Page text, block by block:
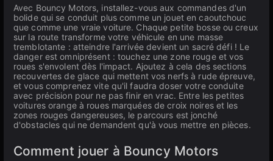
Avec Bouncy Motors, installez-vous aux commandes d'un
bolide qui se conduit plus comme un jouet en caoutchouc
que comme une vraie voiture. Chaque petite bosse ou creux
sur la route transforme votre véhicule en une masse
tremblotante : atteindre l'arrivée devient un sacré défi ! Le
danger est omniprésent : touchez une zone rouge et vos
roues s'envolent dès l'impact. Ajoutez à cela des sections
recouvertes de glace qui mettent vos nerfs à rude épreuve,
et vous comprenez vite qu'il faudra doser votre conduite
avec précision pour ne pas finir en vrac. Entre les petites
voitures orange à roues marquées de croix noires et les
zones rouges dangereuses, le parcours est jonché
d'obstacles qui ne demandent qu'à vous mettre en pièces.
Comment jouer à Bouncy Motors